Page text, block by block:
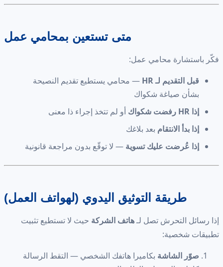
متى تستعين بمحامي عمل
فكّر باستشارة محامي عمل:
قبل التقديم لـ HR
— محامي يستطيع تقديم النصيحة
بشأن صياغة شكواك
إذا HR رفضت شكواك
أو لم تتخذ إجراء ذا معنى
إذا بدأ الانتقام بعد بلاغك
إذا عُرضت عليك تسوية — لا توقّع بدون مراجعة قانونية
طريقة التوثيق اليدوي (لهواتف العمل)
إذا رسائل التحرش تصل لـهاتف الشركة حيث لا تستطيع تثبيت
تطبيقات شخصية:
صوّر الشاشة بكاميرا هاتفك الشخصي — التقط الرسالة